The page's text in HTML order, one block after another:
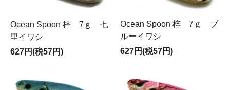
Ocean Spoon 梓 7ｇ 七
里イワシ
627円(税57円)
Ocean Spoon 梓 7ｇ ブ
ルーイワシ
627円(税57円)